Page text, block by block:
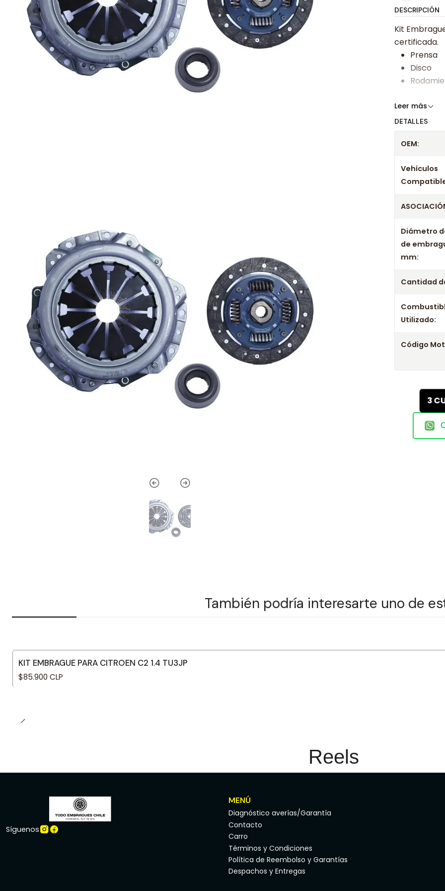
DESCRIPCIÓN
Kit
certificada.
Prensa
Disco
Somos
Leer más
DETALLES
OEM:
Vehículos
Diámetro
de
mm:
Cantidad
Utilizado:
Código
3
También podría interesarte uno de
KIT EMBRAGUE PARA CITROEN C2 1.4 TU3JP
$85.900 CLP
Reels
Síguenos
MENÚ
Diagnóstico averías/Garantía
Contacto
Carro
Términos y Condiciones
Política de Reembolso y Garantías
Despachos y Entregas